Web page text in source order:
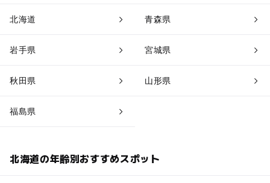
北海道 青森県
岩手県 宮城県
秋田県 山形県
福島県
北海道の年齢別おすすめスポット